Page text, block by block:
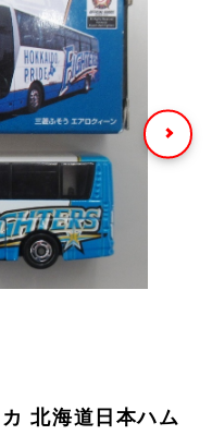
北海道日本ハム